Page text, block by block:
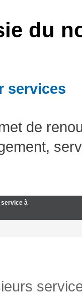
du
services
de
service à